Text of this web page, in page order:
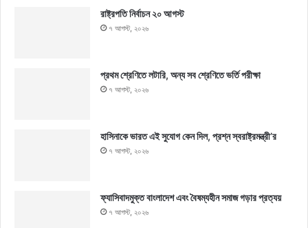
রাষ্ট্রপতি নির্বাচন ২০ আগস্ট
৭ আগস্ট, ২০২৬
প্রথম শ্রেণিতে লটারি, অন্য সব শ্রেণিতে ভর্তি পরীক্ষা
৭ আগস্ট, ২০২৬
হাসিনাকে ভারত এই সুযোগ কেন দিল, প্রশ্ন স্বরাষ্ট্রমন্ত্রী’র
৭ আগস্ট, ২০২৬
ফ্যাসিবাদমুক্ত বাংলাদেশ এবং বৈষম্যহীন সমাজ গড়ার প্রত্যয়
৭ আগস্ট, ২০২৬